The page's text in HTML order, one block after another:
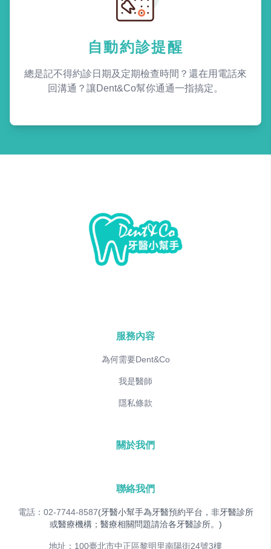
自動約診提醒
總是記不得約診日期及定期檢查時間？還在用電話來
回溝通？讓Dent&Co幫你通通一指搞定。
服務內容
為何需要Dent&Co
我是醫師
隱私條款
關於我們
聯絡我們
電話：02-7744-8587(牙醫小幫手為牙醫預約平台，非牙醫診所
或醫療機構；醫療相關問題請洽各牙醫診所。)
地址：100臺北市中正區黎明里南陽街24號3樓